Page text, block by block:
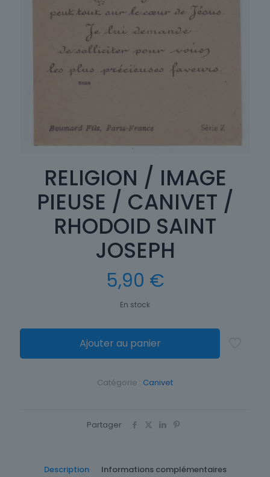
RELIGION / IMAGE
PIEUSE / CANIVET /
RHODOID SAINT
JOSEPH
5,90 €
En stock
Ajouter au panier
Catégorie : Canivet
Partager
Description Informations complémentaires